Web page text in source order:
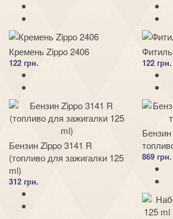
Кремень Zippo 2406
122 грн. 122 грн.
Бензин Zippo 3141 R
(топливо для зажигалки 125
ml)
312 грн.
869 грн.